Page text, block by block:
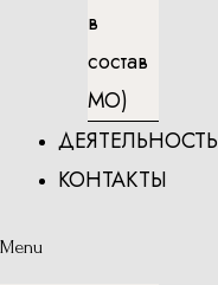
в
состав
МО)
ДЕЯТЕЛЬНОСТЬ
КОНТАКТЫ
Menu